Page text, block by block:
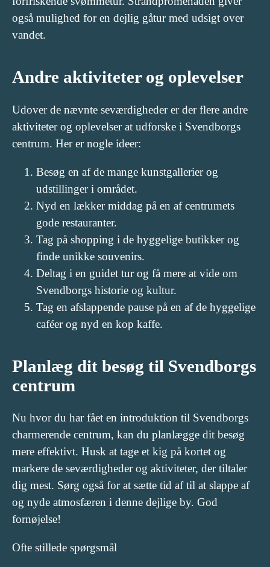
også mulighed for en dejlig gåtur med udsigt over
vandet.
Andre aktiviteter og oplevelser
Udover de nævnte seværdigheder er der flere andre
aktiviteter og oplevelser at udforske i Svendborgs
centrum. Her er nogle ideer:
Besøg en af de mange kunstgallerier og
udstillinger i området.
Nyd en lækker middag på en af centrumets
gode restauranter.
Tag på shopping i de hyggelige butikker og
finde unikke souvenirs.
Deltag i en guidet tur og få mere at vide om
Svendborgs historie og kultur.
Tag en afslappende pause på en af de hyggelige
caféer og nyd en kop kaffe.
Planlæg dit besøg til Svendborgs
centrum
Nu hvor du har fået en introduktion til Svendborgs
charmerende centrum, kan du planlægge dit besøg
mere effektivt. Husk at tage et kig på kortet og
markere de seværdigheder og aktiviteter, der tiltaler
dig mest. Sørg også for at sætte tid af til at slappe af
og nyde atmosfæren i denne dejlige by. God
fornøjelse!
Ofte stillede spørgsmål